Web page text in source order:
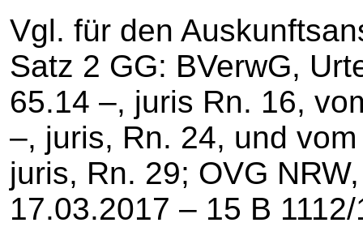
Vgl. für den
Satz 2 GG: BVerwG,
65.14 –, juris Rn. 16,
–, juris, Rn. 24, und
juris, Rn. 29; OVG
17.03.2017 – 15 B